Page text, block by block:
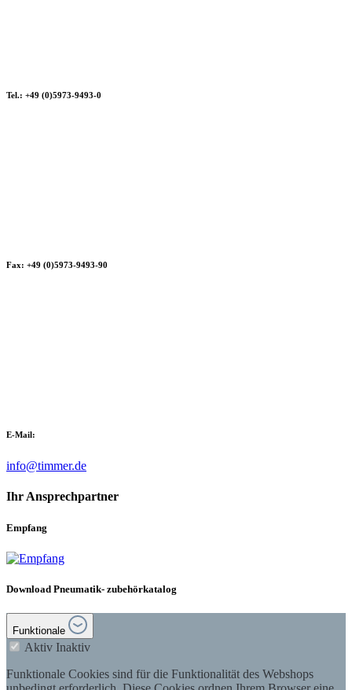
Tel.: +49 (0)5973-9493-0
Fax: +49 (0)5973-9493-90
E-Mail:
info@timmer.de
Ihr Ansprechpartner
Empfang
Download Pneumatik- zubehörkatalog
Funktionale
Aktiv Inaktiv
Funktionale Cookies sind für die Funktionalität des Webshops